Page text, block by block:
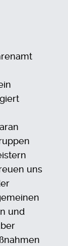
uns
und